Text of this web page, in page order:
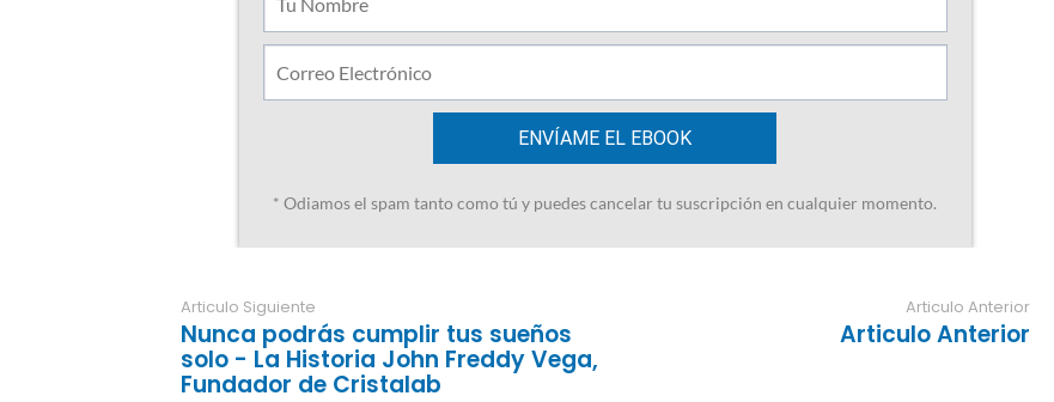
Articulo Siguiente
Nunca podrás cumplir tus sueños
solo - La Historia John Freddy Vega,
Fundador de Cristalab
Articulo Anterior
Articulo Anterior